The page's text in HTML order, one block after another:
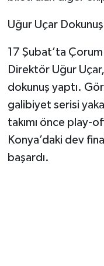
Uğur Uçar
17 Şubat’ta Çorum
Direktör Uğur
dokunuş yaptı.
galibiyet serisi
takımı önce play-
Konya’daki dev
başardı.